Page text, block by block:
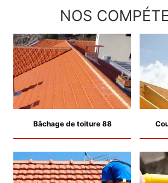
NOS
Bâchage de toiture 88